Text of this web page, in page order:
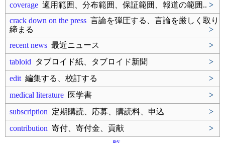
coverage 適用範囲、分布範囲、保証範囲、報道の範囲.. >
crack down on the press 言論を弾圧する、言論を厳しく取り
締まる
>
recent news 最近ニュース
>
tabloid タブロイド紙、タブロイド新聞
>
edit 編集する、校訂する
>
medical literature 医学書
>
subscription 定期購読、応募、購読料、申込
>
contribution 寄付、寄付金、貢献
>